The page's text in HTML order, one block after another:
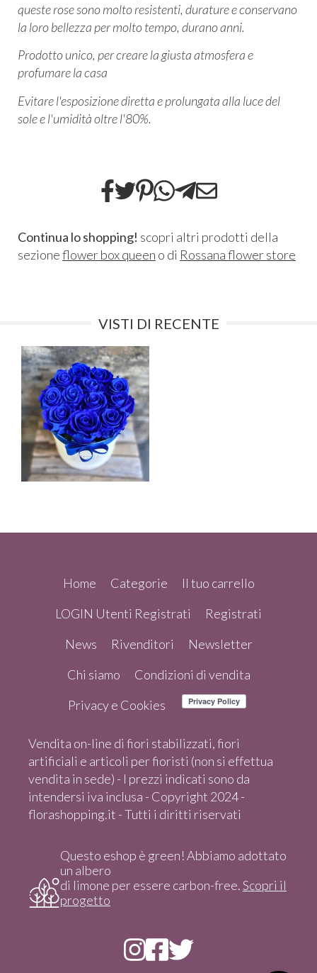
queste rose sono molto resistenti, durature e conservano
la loro bellezza per molto tempo, durano anni.
Prodotto unico, per creare la giusta atmosfera e
profumare la casa
Evitare l'esposizione diretta e prolungata alla luce del
sole e l'umidità oltre l'80%.
Continua lo shopping! scopri altri prodotti della
sezioneflower box queen o di Rossana flower store
VISTI DI RECENTE
Home Categorie
Il tuo carrello
LOGIN Utenti Registrati
Registrati
News
Rivenditori
Newsletter
Chi siamo
Condizioni di vendita
Privacy e Cookies
Vendita on-line di fiori stabilizzati, fiori
artificiali e articoli per fioristi (non si effettua
vendita in sede) - I prezzi indicati sono da
intendersi iva inclusa - Copyright 2024 -
florashopping.it - Tutti i diritti riservati
Questo eshop è green! Abbiamo adottato
un albero
di limone per essere carbon-free.Scopri il
progetto